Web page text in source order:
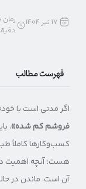
17 تیر 1404 زمان
دقیقه
فهرست مطالب
اگر مدتی‌ است با
فروشم کم شده»،
کسب‌وکارها کاملاً
هست؛ آنچه اهمیت
آن است. ماندن در